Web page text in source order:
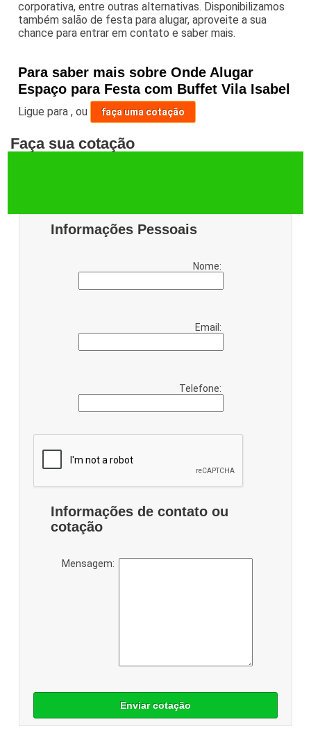
corporativa, entre outras alternativas. Disponibilizamos
também salão de festa para alugar, aproveite a sua
chance para entrar em contato e saber mais.
Para saber mais sobre Onde Alugar
Espaço para Festa com Buffet Vila Isabel
Ligue para,ou faça uma cotação
Faça sua cotação
Informações Pessoais
Nome:
Email:
Telefone:
Informações de contato ou
cotação
Mensagem:
Enviar cotação